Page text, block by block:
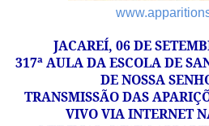
JACAREÍ, 06 DE
317ª AULA DA ESCOLA DE
DE NOSSA
TRANSMISSÃO DAS
VIVO VIA INTERNET